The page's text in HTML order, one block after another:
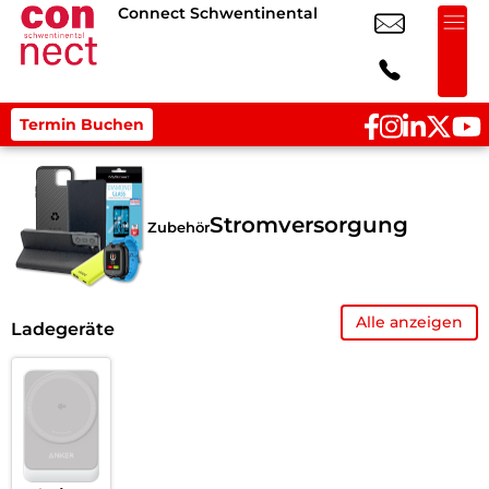
Connect Schwentinental
Termin Buchen
ZubehörStromversorgung
Ladegeräte Alle anzeigen